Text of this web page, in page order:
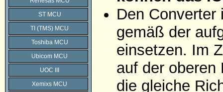
ST MCU
TI (TMS) MCU
Toshiba MCU
Ubicom MCU
UOC III
Xemixs MCU
Den
gemäß der
einsetzen. Im
auf der
die gleiche